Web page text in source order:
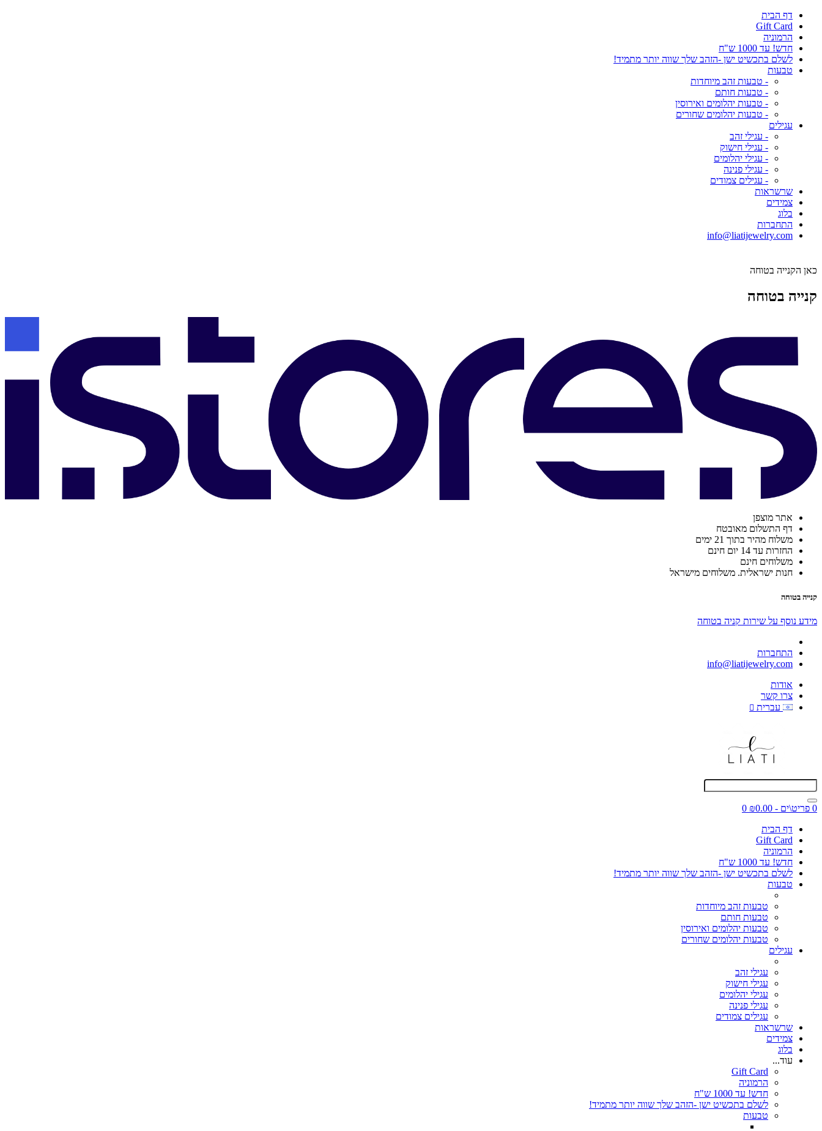
דף הבית
Gift Card
הרמוניה
חדש! עד 1000 ש"ח
לשלם בתכשיט ישן -הזהב שלך שווה יותר מתמיד!
טבעות
- טבעות זהב מיוחדות
- טבעות חותם
- טבעות יהלומים ואירוסין
- טבעות יהלומים שחורים
עגילים
- עגילי זהב
- עגילי חישוק
- עגילי יהלומים
- עגילי פנינה
- עגילים צמודים
שרשראות
צמידים
בלוג
התחברות
info@liatijewelry.com
כאן הקנייה בטוחה
קנייה בטוחה
אתר מוצפן
דף התשלום מאובטח
משלוח מהיר בתוך 21 ימים
החזרות עד 14 יום חינם
משלוחים חינם
חנות ישראלית. משלוחים מישראל
קנייה בטוחה
מידע נוסף על שירות קניה בטוחה
התחברות
info@liatijewelry.com
אודות
צרו קשר
עברית
0 פריט\ים - ₪0.00
0
דף הבית
Gift Card
הרמוניה
חדש! עד 1000 ש"ח
לשלם בתכשיט ישן -הזהב שלך שווה יותר מתמיד!
טבעות
טבעות זהב מיוחדות
טבעות חותם
טבעות יהלומים ואירוסין
טבעות יהלומים שחורים
עגילים
עגילי זהב
עגילי חישוק
עגילי יהלומים
עגילי פנינה
עגילים צמודים
שרשראות
צמידים
בלוג
עוד...
Gift Card
הרמוניה
חדש! עד 1000 ש"ח
לשלם בתכשיט ישן -הזהב שלך שווה יותר מתמיד!
טבעות